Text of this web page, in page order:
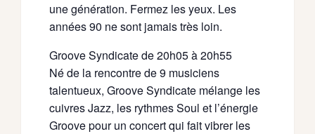
une génération. Fermez les yeux. Les
années 90 ne sont jamais très loin.
Groove Syndicate de 20h05 à 20h55
Né de la rencontre de 9 musiciens
talentueux, Groove Syndicate mélange les
cuivres Jazz, les rythmes Soul et l’énergie
Groove pour un concert qui fait vibrer les